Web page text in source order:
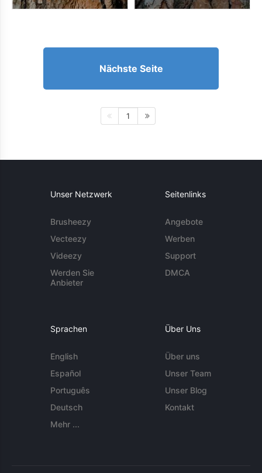
Nächste Seite
1
Unser Netzwerk
Brusheezy
Vecteezy
Videezy
Werden Sie
Anbieter
Seitenlinks
Angebote
Werben
Support
DMCA
Sprachen
English
Español
Português
Deutsch
Mehr ...
Über Uns
Über uns
Unser Team
Unser Blog
Kontakt